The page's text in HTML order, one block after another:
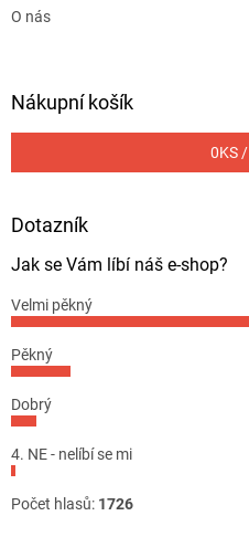
O nás
Nákupní košík
0KS /
Dotazník
Jak se Vám líbí náš e-shop?
Velmi pěkný
Pěkný
Dobrý
4. NE - nelíbí se mi
Počet hlasů: 1726